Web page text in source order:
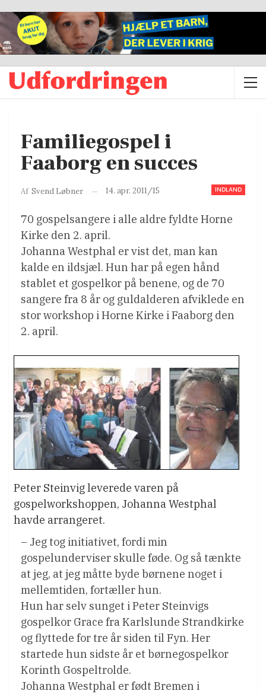
Familiegospel i
Faaborg en succes
INDLAND
Af Svend Løbner 14. apr. 2011/15
70 gospelsangere i alle aldre fyldte Horne
Kirke den 2. april.
Johanna Westphal er vist det, man kan
kalde en ildsjæl. Hun har på egen hånd
stablet et gospelkor på benene, og de 70
sangere fra 8 år og guldalderen afviklede en
stor workshop i Horne Kirke i Faaborg den
2. april.
Peter Steinvig leverede varen på
gospelworkshoppen, Johanna Westphal
havde arrangeret.
– Jeg tog initiativet, fordi min
gospelunderviser skulle føde. Og så tænkte
at jeg, at jeg måtte byde børnene noget i
mellemtiden, fortæller hun.
Hun har selv sunget i Peter Steinvigs
gospelkor Grace fra Karlslunde Strandkirke
og flyttede for tre år siden til Fyn. Her
startede hun sidste år et børnegospelkor
Korinth Gospeltrolde.
Johanna Westphal er født Bremen i